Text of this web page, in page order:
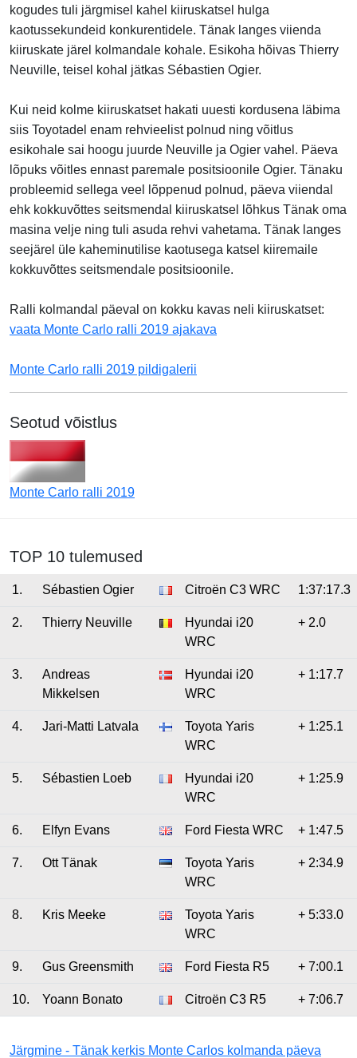
kogudes tuli järgmisel kahel kiiruskatsel hulga
kaotussekundeid konkurentidele. Tänak langes viienda
kiiruskate järel kolmandale kohale. Esikoha hõivas Thierry
Neuville, teisel kohal jätkas Sébastien Ogier.
Kui neid kolme kiiruskatset hakati uuesti kordusena läbima
siis Toyotadel enam rehvieelist polnud ning võitlus
esikohale sai hoogu juurde Neuville ja Ogier vahel. Päeva
lõpuks võitles ennast paremale positsioonile Ogier. Tänaku
probleemid sellega veel lõppenud polnud, päeva viiendal
ehk kokkuvõttes seitsmendal kiiruskatsel lõhkus Tänak oma
masina velje ning tuli asuda rehvi vahetama. Tänak langes
seejärel üle kaheminutilise kaotusega katsel kiiremaile
kokkuvõttes seitsmendale positsioonile.
Ralli kolmandal päeval on kokku kavas neli kiiruskatset:
vaata Monte Carlo ralli 2019 ajakava
Monte Carlo ralli 2019 pildigalerii
Seotud võistlus
Monte Carlo ralli 2019
TOP 10 tulemused
1. Sébastien Ogier Citroën C3 WRC 1:37:17.3
2. Thierry Neuville
Hyundai i20
WRC
+ 2.0
3.
Andreas
Mikkelsen
Hyundai i20
WRC
+ 1:17.7
4. Jari-Matti Latvala
Toyota Yaris
WRC
+ 1:25.1
5. Sébastien Loeb
Hyundai i20
WRC
+ 1:25.9
6. Elfyn Evans Ford Fiesta WRC + 1:47.5
7. Ott Tänak
Toyota Yaris
WRC
+ 2:34.9
8. Kris Meeke
Toyota Yaris
WRC
+ 5:33.0
9. Gus Greensmith Ford Fiesta R5 + 7:00.1
10. Yoann Bonato Citroën C3 R5 + 7:06.7
Järgmine - Tänak kerkis Monte Carlos kolmanda päeva